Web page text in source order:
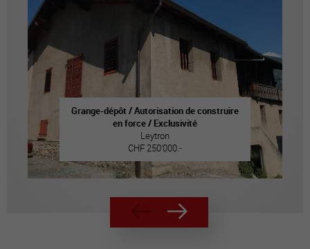
Grange-dépôt / Autorisation de construire
en force / Exclusivité
Leytron
CHF 250'000.-